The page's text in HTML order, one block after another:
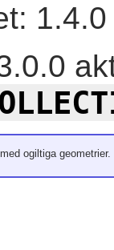
1.4.0
ogiltiga